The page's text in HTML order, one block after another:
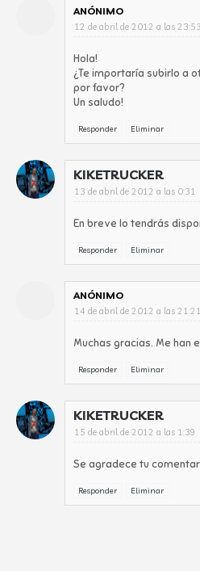
ANÓNIMO
12 de abril de 2012 a las 23:53
Hola!
¿Te importaría subirlo a
por favor?
Un saludo!
Responder Eliminar
KIKETRUCKER
13 de abril de 2012 a las 0:31
En breve lo tendrás
Responder Eliminar
ANÓNIMO
14 de abril de 2012 a las 21:21
Muchas gracias. Me han
Responder Eliminar
KIKETRUCKER
15 de abril de 2012 a las 1:39
Se agradece tu
Responder Eliminar